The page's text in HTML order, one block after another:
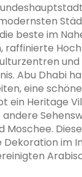
beste im
raffinierte
Abu Dhabi
eine
ein Heritage
Moschee.
Dekoration im